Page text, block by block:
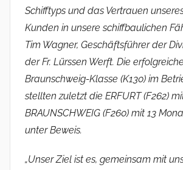
Schifftyps und das Vertrauen
Kunden in unsere schiffbaulichen
Tim Wagner, Geschäftsführer der
der Fr. Lürssen Werft. Die
Braunschweig-Klasse (K130) im
stellten zuletzt die ERFURT (F262)
BRAUNSCHWEIG (F260) mit 13
unter Beweis.
„Unser Ziel ist es, gemeinsam mit